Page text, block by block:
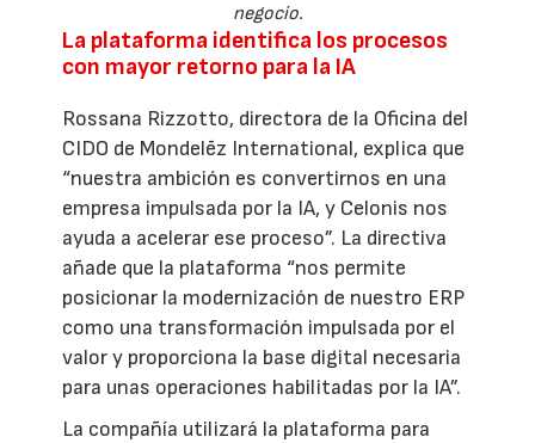
negocio.
La plataforma identifica los procesos
con mayor retorno para la IA
Rossana Rizzotto, directora de la Oficina del
CIDO de Mondelēz International, explica que
“nuestra ambición es convertirnos en una
empresa impulsada por la IA, y Celonis nos
ayuda a acelerar ese proceso”. La directiva
añade que la plataforma “nos permite
posicionar la modernización de nuestro ERP
como una transformación impulsada por el
valor y proporciona la base digital necesaria
para unas operaciones habilitadas por la IA”.
La compañía utilizará la plataforma para